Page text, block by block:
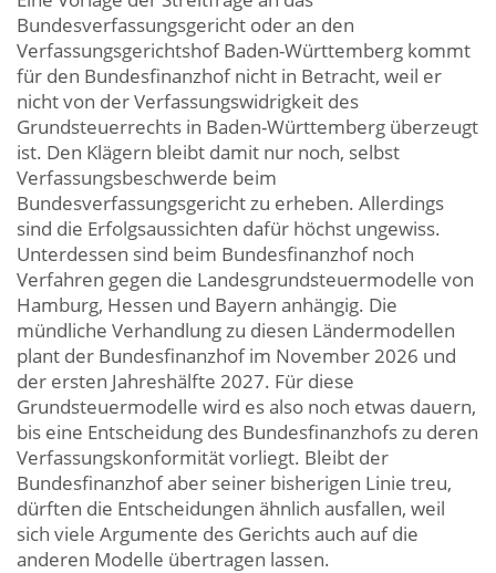
Bundesverfassungsgericht oder an den
Verfassungsgerichtshof Baden-Württemberg kommt
für den Bundesfinanzhof nicht in Betracht, weil er
nicht von der Verfassungswidrigkeit des
Grundsteuerrechts in Baden-Württemberg überzeugt
ist. Den Klägern bleibt damit nur noch, selbst
Verfassungsbeschwerde beim
Bundesverfassungsgericht zu erheben. Allerdings
sind die Erfolgsaussichten dafür höchst ungewiss.
Unterdessen sind beim Bundesfinanzhof noch
Verfahren gegen die Landesgrundsteuermodelle von
Hamburg, Hessen und Bayern anhängig. Die
mündliche Verhandlung zu diesen Ländermodellen
plant der Bundesfinanzhof im November 2026 und
der ersten Jahreshälfte 2027. Für diese
Grundsteuermodelle wird es also noch etwas dauern,
bis eine Entscheidung des Bundesfinanzhofs zu deren
Verfassungskonformität vorliegt. Bleibt der
Bundesfinanzhof aber seiner bisherigen Linie treu,
dürften die Entscheidungen ähnlich ausfallen, weil
sich viele Argumente des Gerichts auch auf die
anderen Modelle übertragen lassen.